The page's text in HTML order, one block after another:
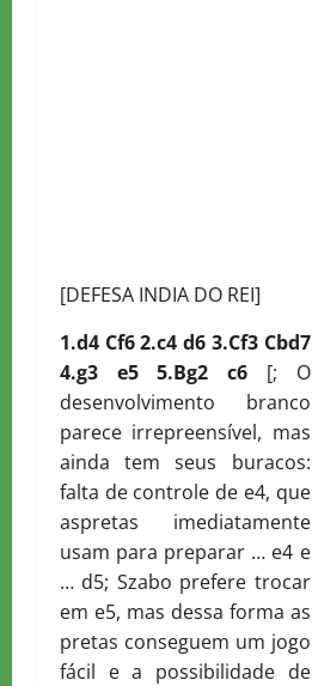
[DEFESA INDIA DO REI]
1.d4 Cf6 2.c4 d6 3.Cf3 Cbd7
4.g3 e5 5.Bg2 c6 [; O
desenvolvimento branco
parece irrepreensível, mas
ainda tem seus buracos:
falta de controle de e4, que
aspretas imediatamente
usam para preparar … e4 e
… d5; Szabo prefere trocar
em e5, mas dessa forma as
pretas conseguem um jogo
fácil e a possibilidade de